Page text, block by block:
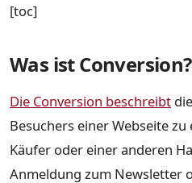
[toc]
Was ist Conversion?
Die Conversion beschreibt
Besuchers einer Webseite
Käufer oder einer anderen
Anmeldung zum Newsletter